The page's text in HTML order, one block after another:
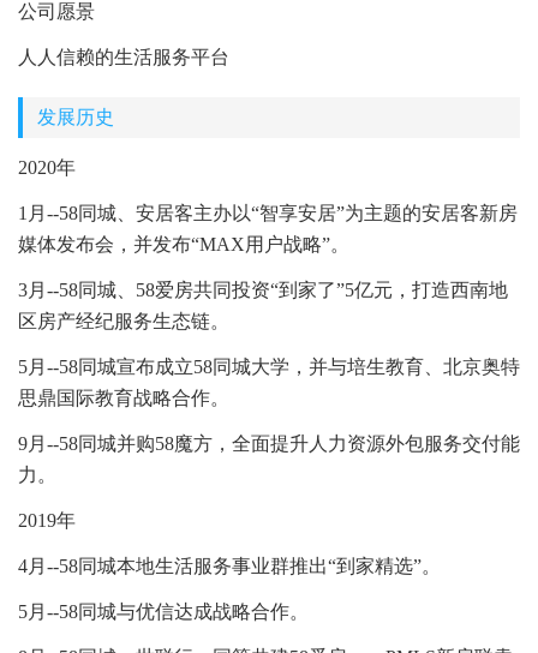
公司愿景
人人信赖的生活服务平台
发展历史
2020年
1月--58同城、安居客主办以“智享安居”为主题的安居客新房
媒体发布会，并发布“MAX用户战略”。
3月--58同城、58爱房共同投资“到家了”5亿元，打造西南地
区房产经纪服务生态链。
5月--58同城宣布成立58同城大学，并与培生教育、北京奥特
思鼎国际教育战略合作。
9月--58同城并购58魔方，全面提升人力资源外包服务交付能
力。
2019年
4月--58同城本地生活服务事业群推出“到家精选”。
5月--58同城与优信达成战略合作。